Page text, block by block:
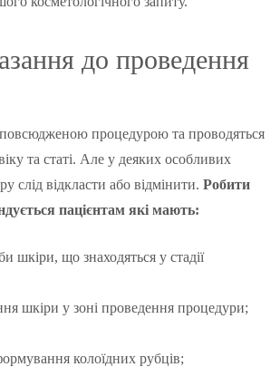
до проведення
процедурою та проводяться
та статі. Але у деяких особливих
слід відкласти або відмінити. Робити
пацієнтам які мають:
шкіри, що знаходяться у стадії
шкіри у зоні проведення процедури;
колоїдних рубців;